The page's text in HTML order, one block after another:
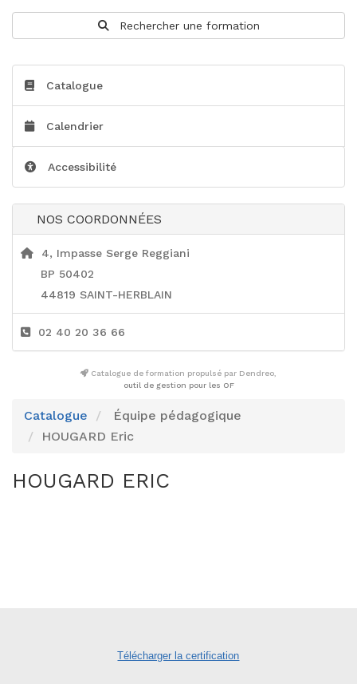
Rechercher une formation
Catalogue
Équipe pédagogique
HOUGARD Eric
HOUGARD ERIC
Catalogue
Calendrier
Accessibilité
NOS COORDONNÉES
4, Impasse Serge Reggiani
BP 50402
44819 SAINT-HERBLAIN
02 40 20 36 66
Catalogue de formation propulsé par Dendreo,
outil de gestion pour les OF
Télécharger la certification